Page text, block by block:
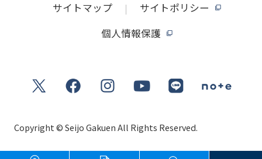
サイトマップ
サイトポリシー
個人情報保護
Copyright © Seijo Gakuen All Rights Reserved.